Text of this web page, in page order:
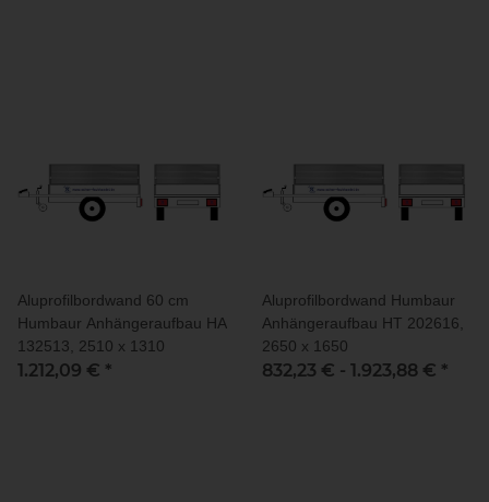
Aluprofilbordwand 60 cm
Humbaur Anhängeraufbau HA
132513, 2510 x 1310
1.212,09 € *
Aluprofilbordwand Humbaur
Anhängeraufbau HT 202616,
2650 x 1650
832,23 € - 1.923,88 € *